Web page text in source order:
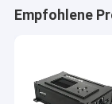
Empfohlene